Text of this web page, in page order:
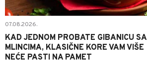
07.08.2026.
KAD JEDNOM PROBATE GIBANICU SA
MLINCIMA, KLASIČNE KORE VAM VIŠE
NEĆE PASTI NA PAMET